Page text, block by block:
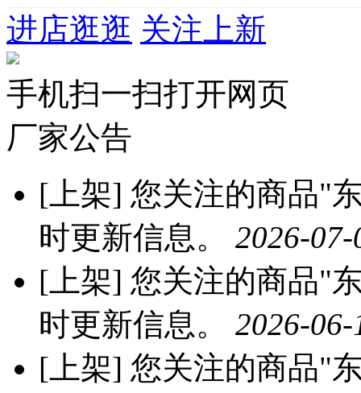
进店逛逛 关注上新
手机扫一扫打开网页
厂家公告
[上架] 您关注的商品"
时更新信息。 2026-
[上架] 您关注的商品"
时更新信息。 2026-
[上架] 您关注的商品"